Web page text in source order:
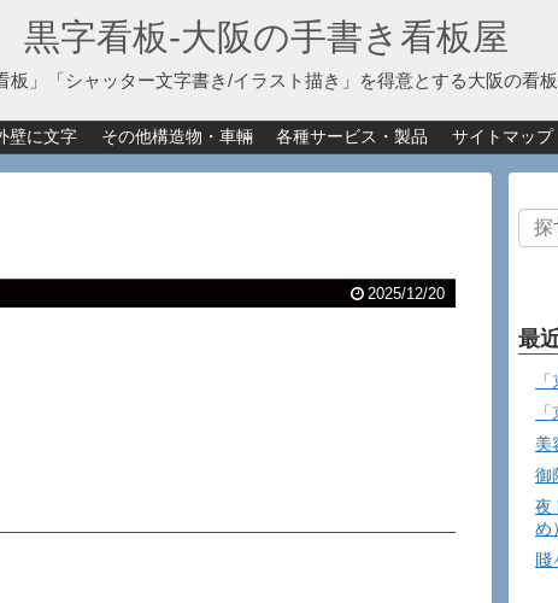
黒字看板‐大阪の手書き看板屋
板」「シャッター文字書き/イラスト描き」を得意とする大阪の看
壁に文字 その他構造物・車輛 各種サービス・製品 サイトマップ
2025/12/20
最
美
御
夜
め）
賤